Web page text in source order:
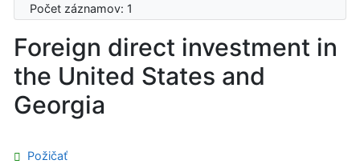
Počet záznamov: 1
Foreign direct investment in
the United States and
Georgia
Požičať